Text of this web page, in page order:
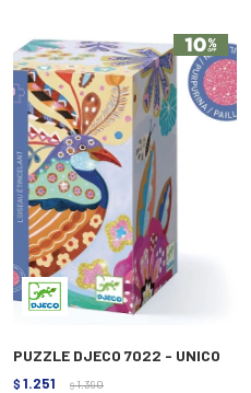
PUZZLE DJECO 7022 - UNICO
$ 1.251 $ 1.390